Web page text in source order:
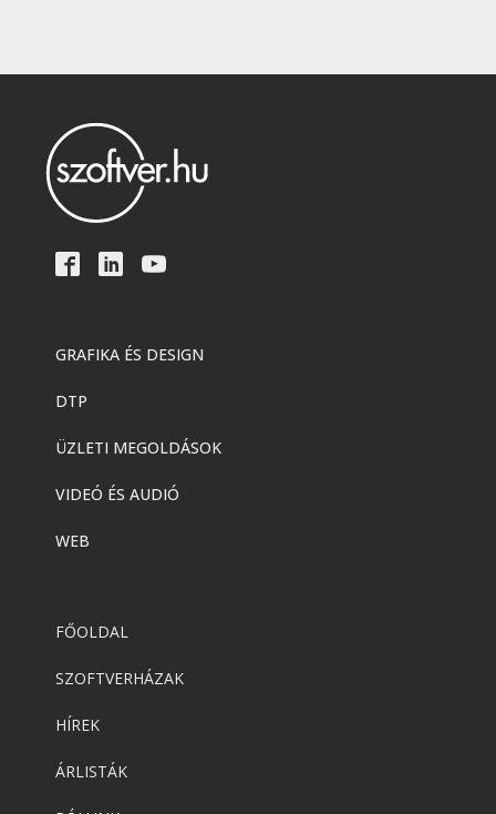
GRAFIKA ÉS DESIGN
DTP
ÜZLETI MEGOLDÁSOK
VIDEÓ ÉS AUDIÓ
WEB
FŐOLDAL
SZOFTVERHÁZAK
HÍREK
ÁRLISTÁK